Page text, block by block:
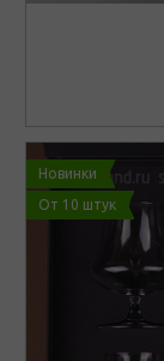
Новинки
От 10 штук